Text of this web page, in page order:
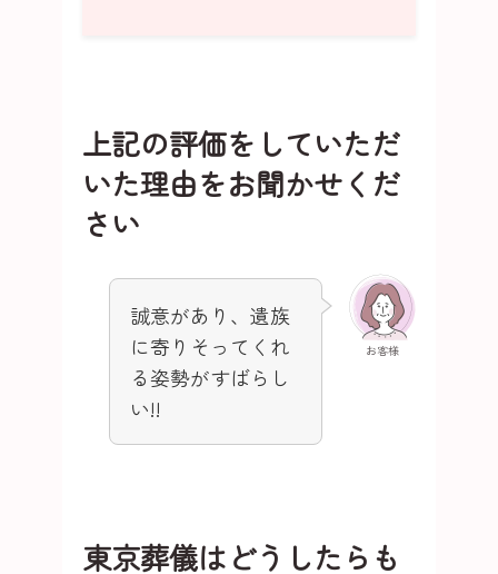
上記の評価をしていただ
いた理由をお聞かせくだ
さい
お客様
誠意があり、遺族
に寄りそってくれ
る姿勢がすばらし
い!!
東京葬儀はどうしたらも